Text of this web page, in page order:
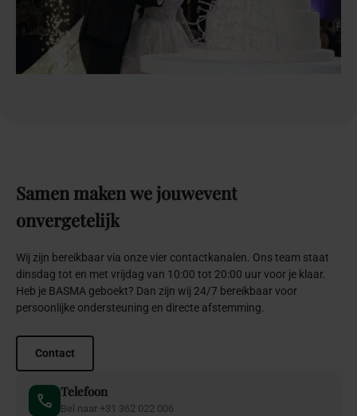
Samen makenwejouwevent
onvergetelijk
Wij zijn bereikbaar via onze vier contactkanalen. Ons team staat
dinsdag tot en met vrijdag van 10:00 tot 20:00 uur voor je klaar.
Heb je BASMA geboekt? Dan zijn wij 24/7 bereikbaar voor
persoonlijke ondersteuning en directe afstemming.
Contact
Telefoon
Bel naar +31 362 022 006